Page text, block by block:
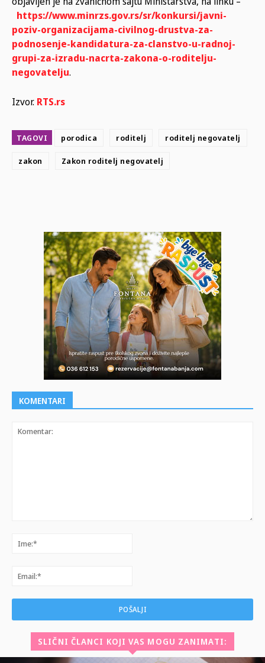
https://www.minrzs.gov.rs/sr/konkursi/javni-
poziv-organizacijama-civilnog-drustva-za-
podnosenje-kandidatura-za-clanstvo-u-radnoj-
grupi-za-izradu-nacrta-zakona-o-roditelju-
negovatelju.
Izvor. RTS.rs
TAGOVI porodica roditelj roditelj negovatelj
zakon Zakon roditelj negovatelj
KOMENTARI
SLIČNI ČLANCI KOJI VAS MOGU ZANIMATI: